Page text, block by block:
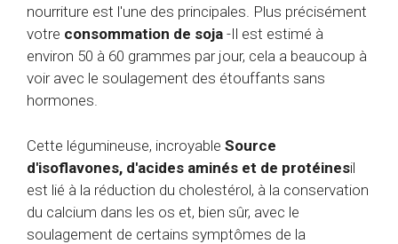
nourriture est l'une des principales. Plus précisément
votre consommation de soja -Il est estimé à
environ 50 à 60 grammes par jour, cela a beaucoup à
voir avec le soulagement des étouffants sans
hormones.
Cette légumineuse, incroyable Source
d'isoflavones, d'acides aminés et de protéinesil
est lié à la réduction du cholestérol, à la conservation
du calcium dans les os et, bien sûr, avec le
soulagement de certains symptômes de la